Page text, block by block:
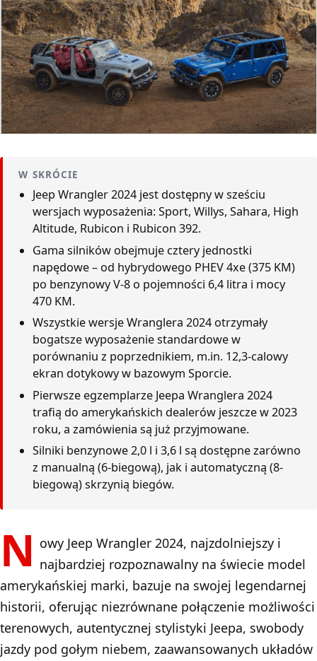
W SKRÓCIE
Jeep Wrangler 2024 jest dostępny w sześciu
wersjach wyposażenia: Sport, Willys, Sahara, High
Altitude, Rubicon i Rubicon 392.
Gama silników obejmuje cztery jednostki
napędowe – od hybrydowego PHEV 4xe (375 KM)
po benzynowy V-8 o pojemności 6,4 litra i mocy
470 KM.
Wszystkie wersje Wranglera 2024 otrzymały
bogatsze wyposażenie standardowe w
porównaniu z poprzednikiem, m.in. 12,3-calowy
ekran dotykowy w bazowym Sporcie.
Pierwsze egzemplarze Jeepa Wranglera 2024
trafią do amerykańskich dealerów jeszcze w 2023
roku, a zamówienia są już przyjmowane.
Silniki benzynowe 2,0 l i 3,6 l są dostępne zarówno
z manualną (6-biegową), jak i automatyczną (8-
biegową) skrzynią biegów.
N owy Jeep Wrangler 2024, najzdolniejszy i
najbardziej rozpoznawalny na świecie model
amerykańskiej marki, bazuje na swojej legendarnej
historii, oferując niezrównane połączenie możliwości
terenowych, autentycznej stylistyki Jeepa, swobody
jazdy pod gołym niebem, zaawansowanych układów